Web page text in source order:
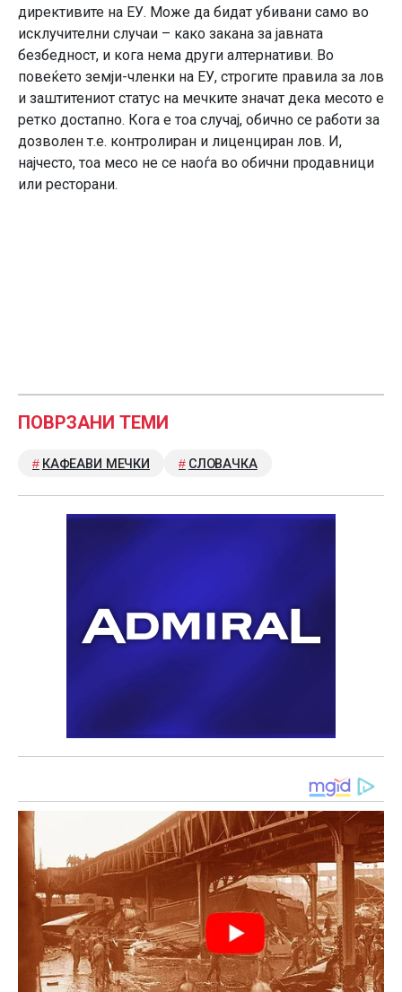
директивите на ЕУ. Може да бидат убивани само во
исклучителни случаи – како закана за јавната
безбедност, и кога нема други алтернативи. Во
повеќето земји-членки на ЕУ, строгите правила за лов
и заштитениот статус на мечките значат дека месото е
ретко достапно. Кога е тоа случај, обично се работи за
дозволен т.е. контролиран и лиценциран лов. И,
најчесто, тоа месо не се наоѓа во обични продавници
или ресторани.
ПОВРЗАНИ ТЕМИ
КАФЕАВИ МЕЧКИ СЛОВАЧКА